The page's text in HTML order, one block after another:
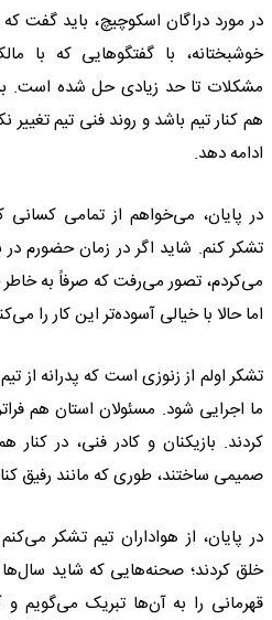
در مورد دراگان اسکوچیچ، باید گفت
خوشبختانه، با گفتگوهایی که با
مشکلات تا حد زیادی حل شده است.
هم کنار تیم باشد و روند فنی تیم تغییر
ادامه دهد.
در پایان، می‌خواهم از تمامی کسانی
تشکر کنم. شاید اگر در زمان حضورم در
می‌کردم، تصور می‌رفت که صرفاً به
اما حالا با خیالی آسوده‌تر این کار را
تشکر اولم از زنوزی است که پدرانه از
ما اجرایی شود. مسئولان استان هم
کردند. بازیکنان و کادر فنی، در
صمیمی ساختند، طوری که مانند رفیق
در پایان، از هواداران تیم تشکر
خلق کردند؛ صحنه‌هایی که شاید سال‌ها
قهرمانی را به آن‌ها تبریک می‌گویم و